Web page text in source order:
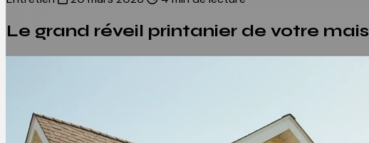
Le grand réveil printanier de votre